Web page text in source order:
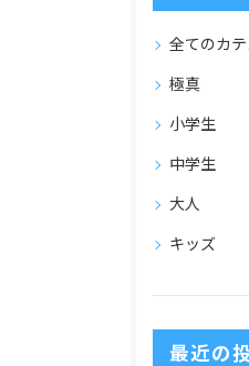
全てのカ
極真
小学生
中学生
大人
キッズ
最近の